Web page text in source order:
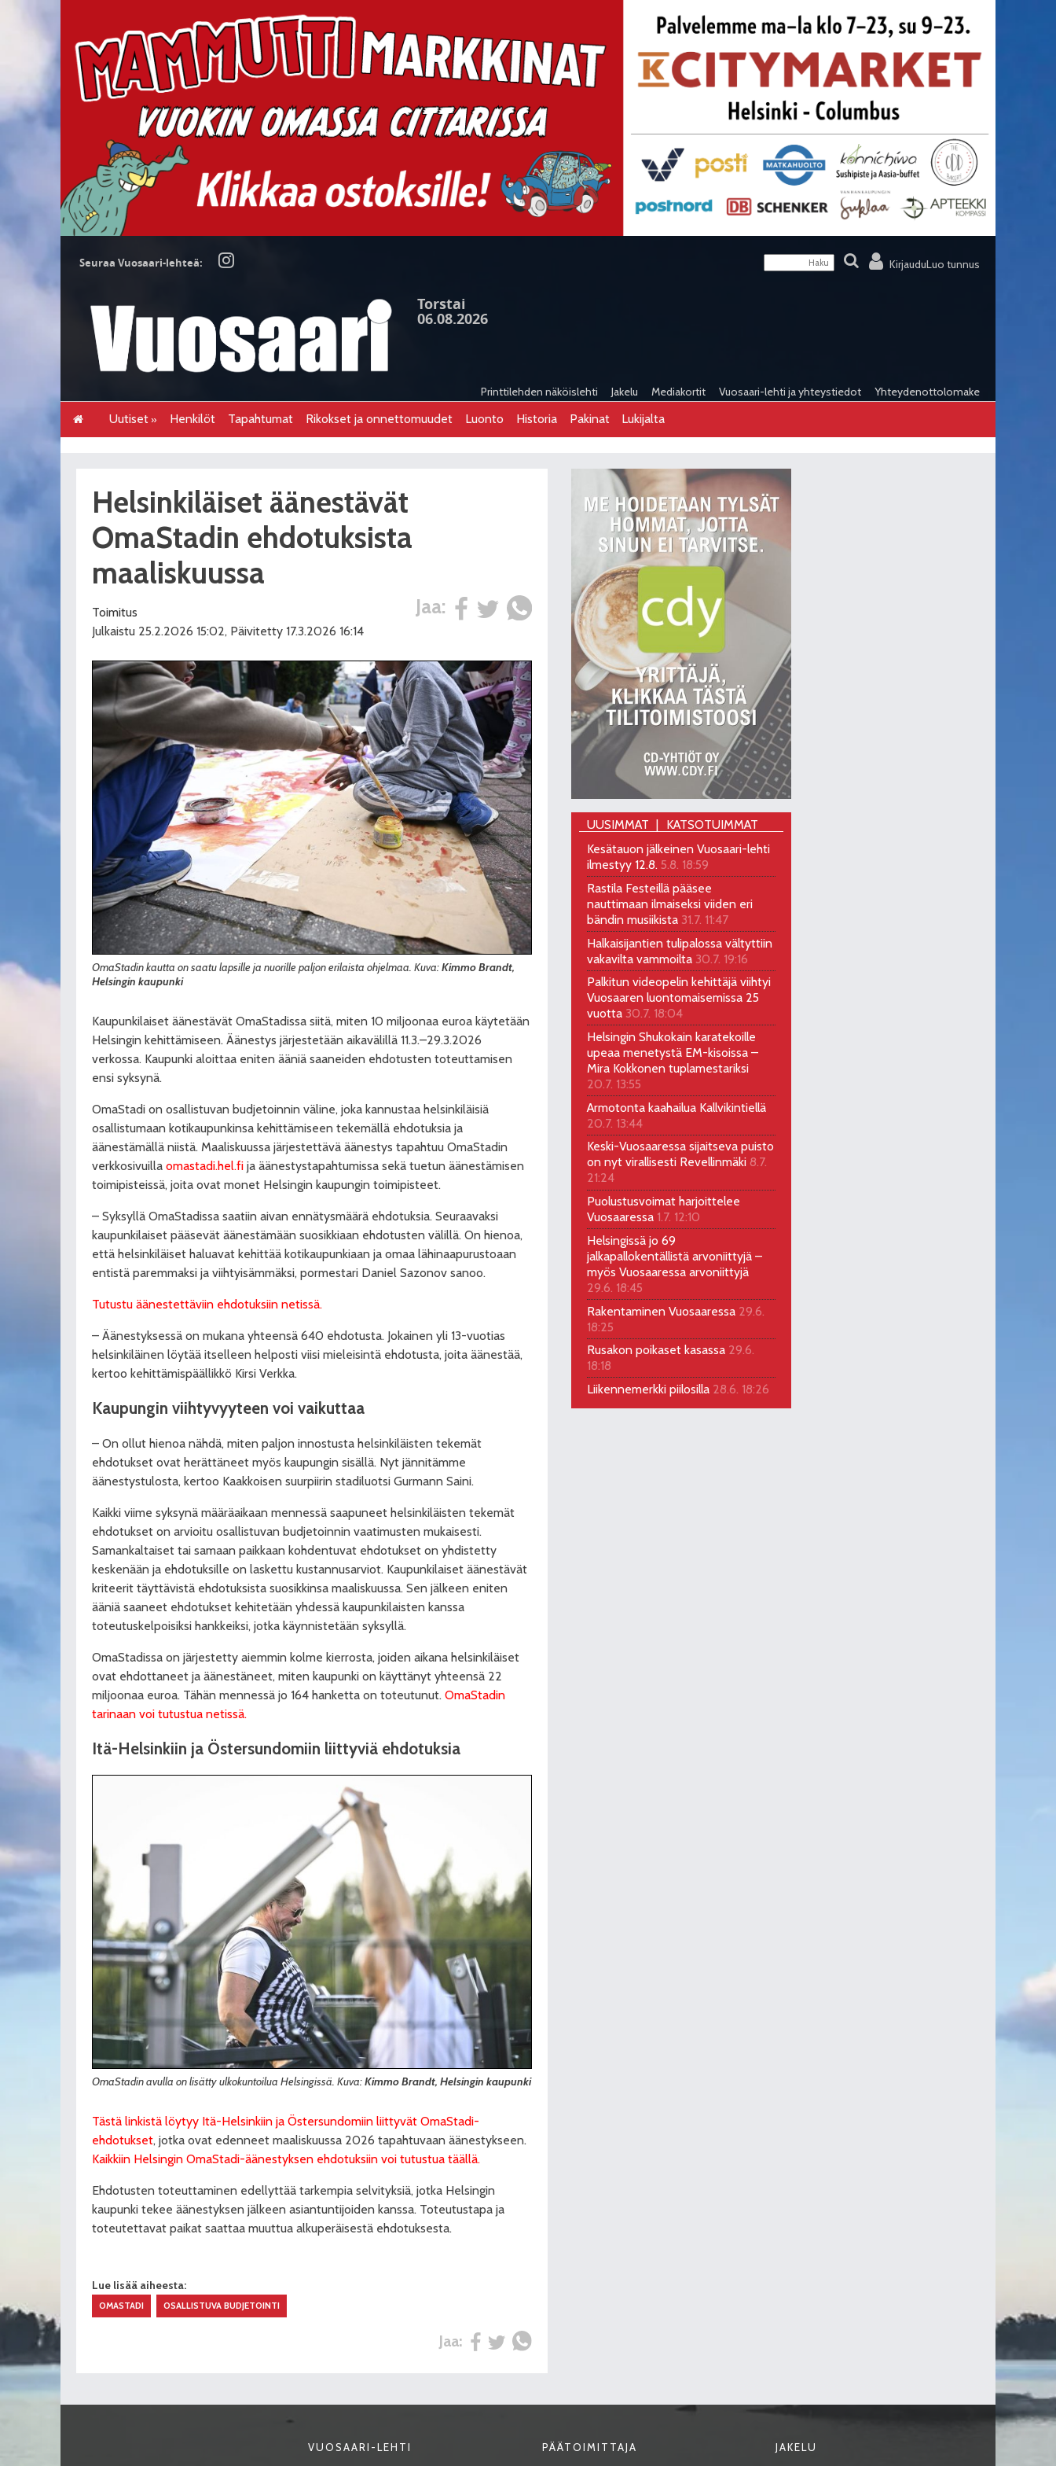
KirjauduLuo tunnus
Seuraa Vuosaari-lehteä:
Torstai
06.08.2026
Printtilehden näköislehti Jakelu Mediakortit Vuosaari-lehti ja yhteystiedot Yhteydenottolomake
Uutiset Henkilöt Tapahtumat Rikokset ja onnettomuudet Luonto Historia Pakinat Lukijalta
Helsinkiläiset äänestävät
OmaStadin ehdotuksista
maaliskuussa
Jaa:
Toimitus
Julkaistu 25.2.2026 15:02, Päivitetty 17.3.2026 16:14
OmaStadin kautta on saatu lapsille ja nuorille paljon erilaista ohjelmaa. Kuva:Kimmo Brandt,
Helsingin kaupunki
Kaupunkilaiset äänestävät OmaStadissa siitä, miten 10 miljoonaa euroa käytetään
Helsingin kehittämiseen. Äänestys järjestetään aikavälillä 11.3.–29.3.2026
verkossa. Kaupunki aloittaa eniten ääniä saaneiden ehdotusten toteuttamisen
ensi syksynä.
OmaStadi on osallistuvan budjetoinnin väline, joka kannustaa helsinkiläisiä
osallistumaan kotikaupunkinsa kehittämiseen tekemällä ehdotuksia ja
äänestämällä niistä. Maaliskuussa järjestettävä äänestys tapahtuu OmaStadin
verkkosivuilla omastadi.hel.fi ja äänestystapahtumissa sekä tuetun äänestämisen
toimipisteissä, joita ovat monet Helsingin kaupungin toimipisteet.
– Syksyllä OmaStadissa saatiin aivan ennätysmäärä ehdotuksia. Seuraavaksi
kaupunkilaiset pääsevät äänestämään suosikkiaan ehdotusten välillä. On hienoa,
että helsinkiläiset haluavat kehittää kotikaupunkiaan ja omaa lähinaapurustoaan
entistä paremmaksi ja viihtyisämmäksi, pormestari Daniel Sazonov sanoo.
Tutustu äänestettäviin ehdotuksiin netissä.
– Äänestyksessä on mukana yhteensä 640 ehdotusta. Jokainen yli 13-vuotias
helsinkiläinen löytää itselleen helposti viisi mieleisintä ehdotusta, joita äänestää,
kertoo kehittämispäällikkö Kirsi Verkka.
Kaupungin viihtyvyyteen voi vaikuttaa
– On ollut hienoa nähdä, miten paljon innostusta helsinkiläisten tekemät
ehdotukset ovat herättäneet myös kaupungin sisällä. Nyt jännitämme
äänestystulosta, kertoo Kaakkoisen suurpiirin stadiluotsi Gurmann Saini.
Kaikki viime syksynä määräaikaan mennessä saapuneet helsinkiläisten tekemät
ehdotukset on arvioitu osallistuvan budjetoinnin vaatimusten mukaisesti.
Samankaltaiset tai samaan paikkaan kohdentuvat ehdotukset on yhdistetty
keskenään ja ehdotuksille on laskettu kustannusarviot. Kaupunkilaiset äänestävät
kriteerit täyttävistä ehdotuksista suosikkinsa maaliskuussa. Sen jälkeen eniten
ääniä saaneet ehdotukset kehitetään yhdessä kaupunkilaisten kanssa
toteutuskelpoisiksi hankkeiksi, jotka käynnistetään syksyllä.
OmaStadissa on järjestetty aiemmin kolme kierrosta, joiden aikana helsinkiläiset
ovat ehdottaneet ja äänestäneet, miten kaupunki on käyttänyt yhteensä 22
miljoonaa euroa. Tähän mennessä jo 164 hanketta on toteutunut. OmaStadin
tarinaan voi tutustua netissä.
Itä-Helsinkiin ja Östersundomiin liittyviä ehdotuksia
OmaStadin avulla on lisätty ulkokuntoilua Helsingissä. Kuva:Kimmo Brandt, Helsingin kaupunki
Tästä linkistä löytyy Itä-Helsinkiin ja Östersundomiin liittyvät OmaStadi-
ehdotukset, jotka ovat edenneet maaliskuussa 2026 tapahtuvaan äänestykseen.
Kaikkiin Helsingin OmaStadi-äänestyksen ehdotuksiin voi tutustua täällä.
Ehdotusten toteuttaminen edellyttää tarkempia selvityksiä, jotka Helsingin
kaupunki tekee äänestyksen jälkeen asiantuntijoiden kanssa. Toteutustapa ja
toteutettavat paikat saattaa muuttua alkuperäisestä ehdotuksesta.
Lue lisää aiheesta:
OMASTADI OSALLISTUVA BUDJETOINTI
Jaa:
UUSIMMAT
KATSOTUIMMAT
Kesätauon jälkeinen Vuosaari-lehti
ilmestyy 12.8. 5.8. 18:59
Rastila Festeillä pääsee
nauttimaan ilmaiseksi viiden eri
bändin musiikista 31.7. 11:47
Halkaisijantien tulipalossa vältyttiin
vakavilta vammoilta 30.7. 19:16
Palkitun videopelin kehittäjä viihtyi
Vuosaaren luontomaisemissa 25
vuotta 30.7. 18:04
Helsingin Shukokain karatekoille
upeaa menetystä EM-kisoissa –
Mira Kokkonen tuplamestariksi
20.7. 13:55
Armotonta kaahailua Kallvikintiellä
20.7. 13:44
Keski-Vuosaaressa sijaitseva puisto
on nyt virallisesti Revellinmäki 8.7.
21:24
Puolustusvoimat harjoittelee
Vuosaaressa 1.7. 12:10
Helsingissä jo 69
jalkapallokentällistä arvoniittyjä –
myös Vuosaaressa arvoniittyjä
29.6. 18:45
Rakentaminen Vuosaaressa 29.6.
18:25
Rusakon poikaset kasassa 29.6.
18:18
Liikennemerkki piilosilla 28.6. 18:26
VUOSAARI-LEHTI PÄÄTOIMITTAJA JAKELU